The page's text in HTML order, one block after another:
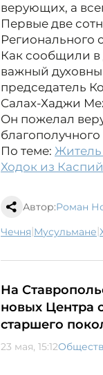
верующих, а
Первые две
Регионального
Как сообщили в
важный
председатель
Салах-Хаджи
Он пожелал
По теме: Житель
Ходок из
Автор:Роман
Чечня| мусульмане|
На
новых Центра
старшего
23 мая, 15:12